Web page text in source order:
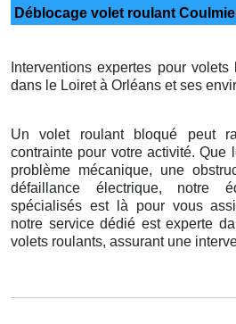
Déblocage volet roulant
Interventions expertes pour volets
dans le Loiret à Orléans et ses
Un volet roulant bloqué peut
contrainte pour votre activité. Que
problème mécanique, une
défaillance électrique, notre
spécialisés est là pour vous
notre service dédié est experte
volets roulants, assurant une